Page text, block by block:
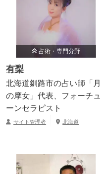
占術・専門分野
有梨
北海道釧路市の占い師「月
の摩女」代表、フォーチュ
ーンセラピスト
サイト管理者 北海道